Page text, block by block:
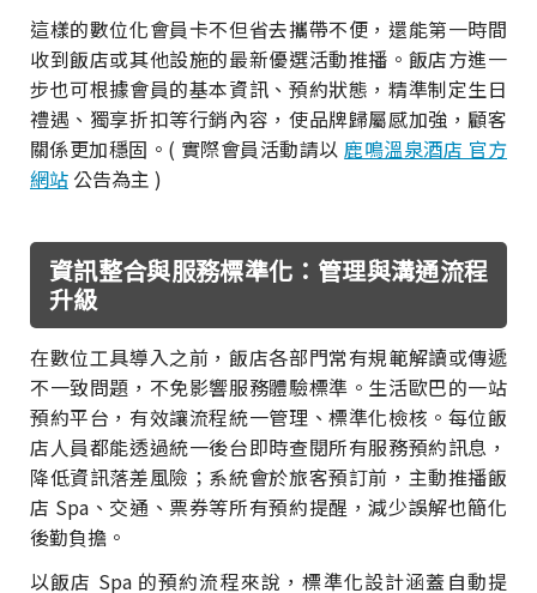
這樣的數位化會員卡不但省去攜帶不便，還能第一時間
收到飯店或其他設施的最新優選活動推播。飯店方進一
步也可根據會員的基本資訊、預約狀態，精準制定生日
禮遇、獨享折扣等行銷內容，使品牌歸屬感加強，顧客
關係更加穩固。( 實際會員活動請以 鹿鳴溫泉酒店 官方
網站 公告為主 )
資訊整合與服務標準化：管理與溝通流程
升級
在數位工具導入之前，飯店各部門常有規範解讀或傳遞
不一致問題，不免影響服務體驗標準。生活歐巴的一站
預約平台，有效讓流程統一管理、標準化檢核。每位飯
店人員都能透過統一後台即時查閱所有服務預約訊息，
降低資訊落差風險；系統會於旅客預訂前，主動推播飯
店 Spa、交通、票券等所有預約提醒，減少誤解也簡化
後勤負擔。
以飯店 Spa 的預約流程來說，標準化設計涵蓋自動提